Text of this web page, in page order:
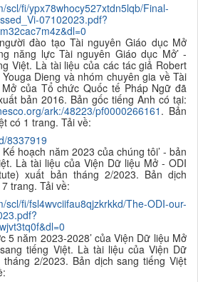
scl/fi/ypx78whocy527xtdn5lqb/Final-
07102023.pdf?
đào tạo Tài nguyên Giáo dục Mở
năng lực Tài nguyên Giáo dục Mở’ -
Việt. Là tài liệu của các tác giả Robert
Dieng và nhóm chuyên gia về Tài
của Tổ chức Quốc tế Pháp Ngữ đã
bản 2016. Bản gốc tiếng Anh có tại:
ark:/48223/pf0000266161 . Bản
có 1 trang. Tải về:
8337919
hoạch năm 2023 của chúng tôi’ - bản
Là tài liệu của Viện Dữ liệu Mở - ODI
xuất bản tháng 2/2023. Bản dịch
trang. Tải về:
scl/fi/fsl4wvciifau8qjzkrkkd/The-ODI-our-
5 năm 2023-2028’ của Viện Dữ liệu Mở
tiếng Việt. Là tài liệu của Viện Dữ
2/2023. Bản dịch sang tiếng Việt